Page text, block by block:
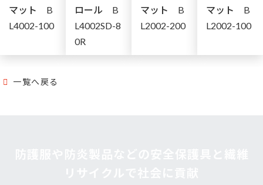
マット B
L4002-100
ロール B
L4002SD-8
0R
マット B
L2002-200
マット B
L2002-100
一覧へ戻る